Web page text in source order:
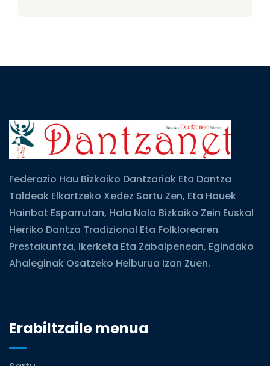
Federazio Hau Bizkaiko Dantzariak Eta Dantza
Taldeak Elkartzeko Xedez Sortu Zen, Eta Hauek
Hainbat Esparrutan, Hala Nola Bizkaiko Zein Euskal
Herriko Dantza Tradizional Eta Folklorearen
Prestakuntza, Ikerketa Eta Zabalpenean, Egindako
Ahaleginak Osatzeko Helburua Izan Zuen.
Erabiltzaile menua